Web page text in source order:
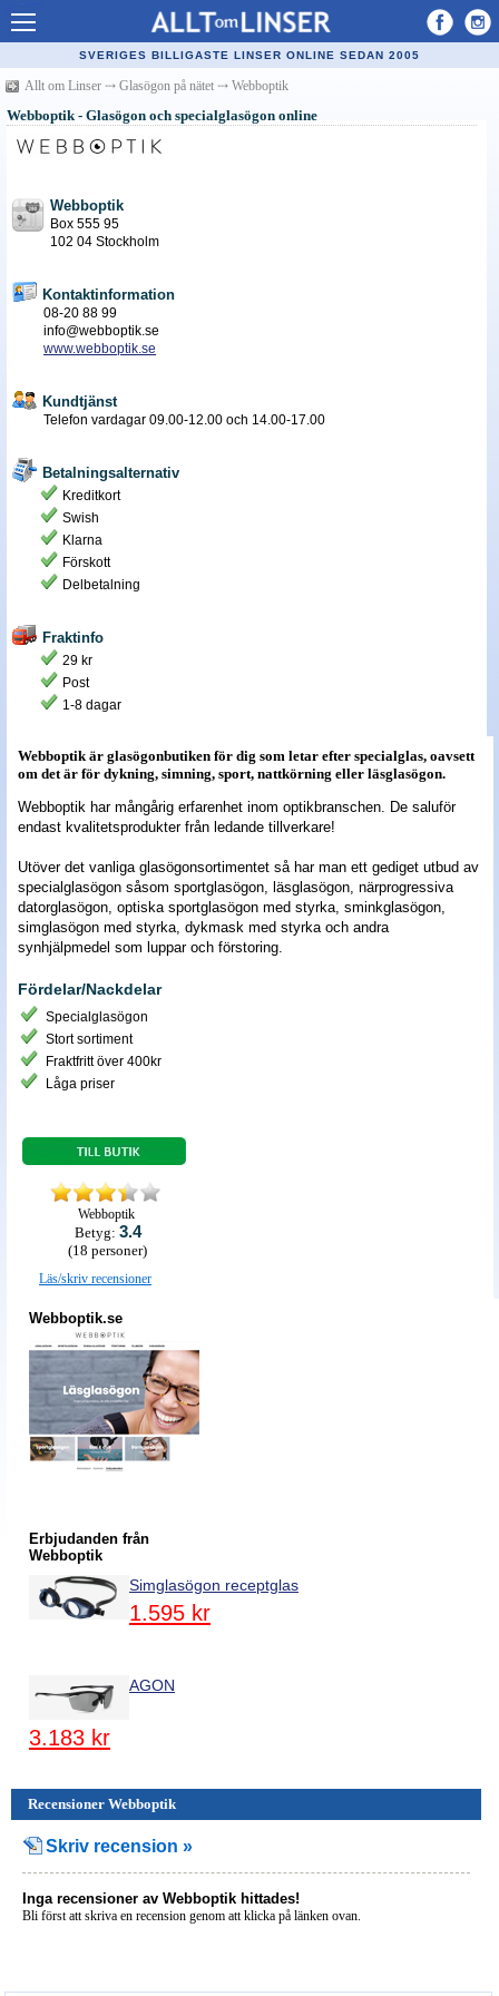
Allt om Linser
Billiga kontaktlinser
Köpa linser på nätet
Populära linser
Kontaktlinstyper
Linsvätska
Optiker
Glasögon
Tillverkare - linser
Linstillbehör
Nyheter - linser
SVERIGES BILLIGASTE LINSER ONLINE SEDAN 2005
Allt om Linser ⤏ Glasögon på nätet ⤏ Webboptik
Webboptik - Glasögon och specialglasögon online
Webboptik
Box 555 95
102 04 Stockholm
Kontaktinformation
08-20 88 99
info@webboptik.se
www.webboptik.se
Kundtjänst
Telefon vardagar 09.00-12.00 och 14.00-17.00
Betalningsalternativ
Kreditkort
Swish
Klarna
Förskott
Delbetalning
Fraktinfo
29 kr
Post
1-8 dagar
Webboptik är glasögonbutiken för dig som letar efter specialglas, oavsett
om det är för dykning, simning, sport, nattkörning eller läsglasögon.
Webboptik har mångårig erfarenhet inom optikbranschen. De saluför
endast kvalitetsprodukter från ledande tillverkare!
Utöver det vanliga glasögonsortimentet så har man ett gediget utbud av
specialglasögon såsom sportglasögon, läsglasögon, närprogressiva
datorglasögon, optiska sportglasögon med styrka, sminkglasögon,
simglasögon med styrka, dykmask med styrka och andra
synhjälpmedel som luppar och förstoring.
Fördelar/Nackdelar
Specialglasögon
Stort sortiment
Fraktfritt över 400kr
Låga priser
Webboptik
Betyg: 3.4
(18 personer)
Läs/skriv recensioner
Webboptik.se
Erbjudanden från
Webboptik
Simglasögon receptglas
1.595 kr
AGON
3.183 kr
Recensioner Webboptik
Skriv recension »
Inga recensioner av Webboptik hittades!
Bli först att skriva en recension genom att klicka på länken ovan.